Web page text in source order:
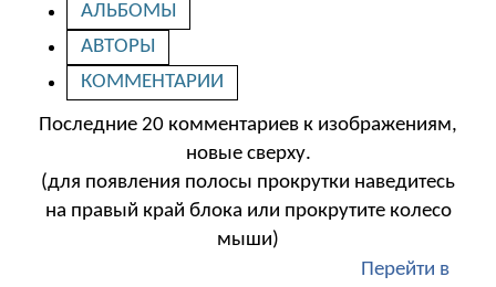
АЛЬБОМЫ
АВТОРЫ
КОММЕНТАРИИ
Последние 20 комментариев к изображениям,
новые сверху.
(для появления полосы прокрутки наведитесь
на правый край блока или прокрутите колесо
мыши)
Перейти в